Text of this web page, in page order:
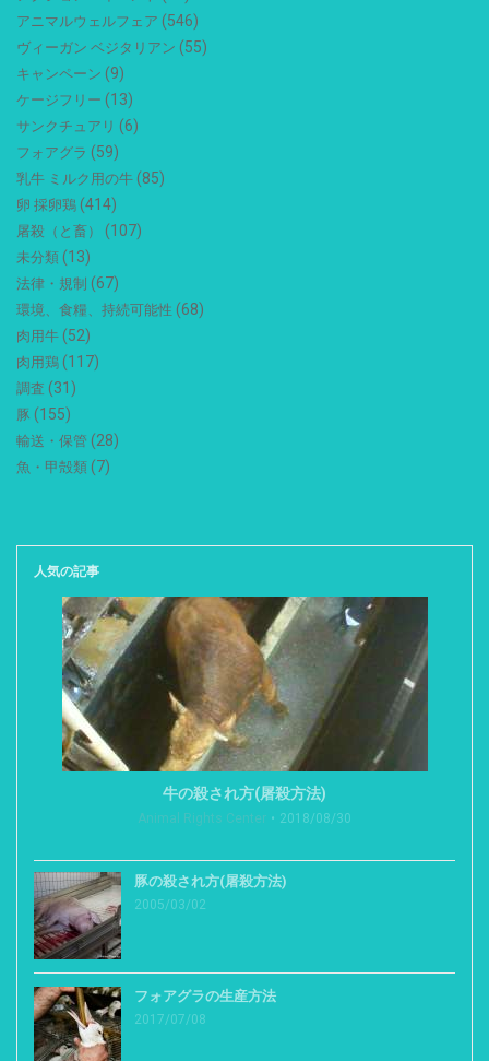
アニマルウェルフェア (546)
ヴィーガン ベジタリアン (55)
キャンペーン (9)
ケージフリー (13)
サンクチュアリ (6)
フォアグラ (59)
乳牛 ミルク用の牛 (85)
卵 採卵鶏 (414)
屠殺（と畜） (107)
未分類 (13)
法律・規制 (67)
環境、食糧、持続可能性 (68)
肉用牛 (52)
肉用鶏 (117)
調査 (31)
豚 (155)
輸送・保管 (28)
魚・甲殻類 (7)
人気の記事
牛の殺され方(屠殺方法)
Animal Rights Center 2018/08/30
豚の殺され方(屠殺方法)
2005/03/02
フォアグラの生産方法
2017/07/08